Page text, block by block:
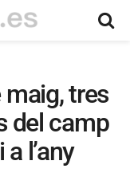
maig, tres
del camp
l’any